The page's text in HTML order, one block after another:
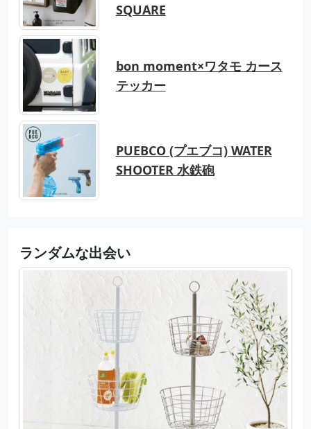
SQUARE
bon moment×ワタモ カース
テッカー
PUEBCO (プエブコ) WATER
SHOOTER 水鉄砲
ランダムな出会い